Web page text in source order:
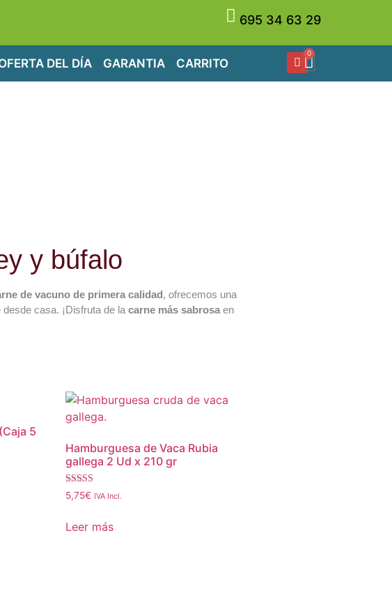
695 34 63 29
DEL DÍA GARANTIA CARRITO
0
y búfalo
de vacuno de primera calidad, ofrecemos una
casa. ¡Disfruta de la carne más sabrosaen
5
Hamburguesa de Vaca Rubia
gallega 2 Ud x 210 gr
Valorado con
5.00
5,75€ IVA Incl.
Leer más